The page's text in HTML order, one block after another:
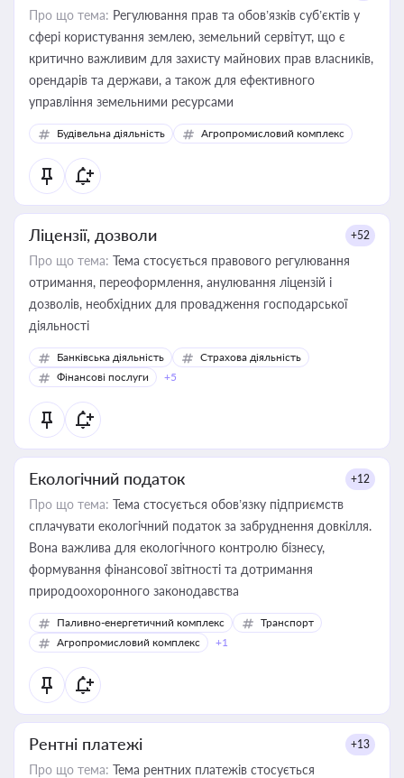
Про що тема: Регулювання прав та обов’язків суб’єктів у
сфері користування землею, земельний сервітут, що є
критично важливим для захисту майнових прав власників,
орендарів та держави, а також для ефективного
управління земельними ресурсами
Будівельна діяльність Агропромисловий комплекс
Ліцензії, дозволи +52
Про що тема: Тема стосується правового регулювання
отримання, переоформлення, анулювання ліцензій і
дозволів, необхідних для провадження господарської
діяльності
Банківська діяльність
Страхова діяльність
Фінансові послуги
+5
Екологічний податок +12
Про що тема: Тема стосується обов’язку підприємств
сплачувати екологічний податок за забруднення довкілля.
Вона важлива для екологічного контролю бізнесу,
формування фінансової звітності та дотримання
природоохоронного законодавства
Паливно-енергетичний комплекс
Транспорт
Агропромисловий комплекс
+1
Рентні платежі +13
Про що тема: Тема рентних платежів стосується